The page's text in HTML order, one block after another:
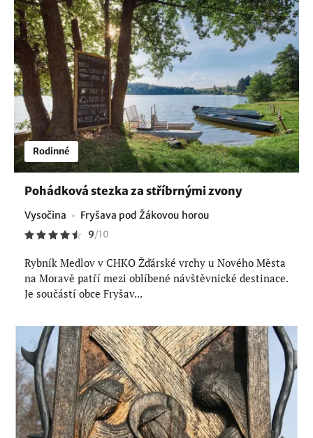
Rodinné
Pohádková stezka za stříbrnými zvony
Vysočina Fryšava pod Žákovou horou
9/10
Rybník Medlov v CHKO Žďárské vrchy u Nového Města
na Moravě patří mezi oblíbené návštěvnické destinace.
Je součástí obce Fryšav...